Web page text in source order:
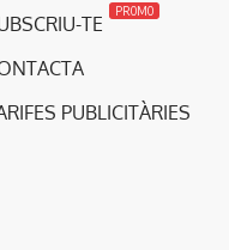
TE
PROMO
PUBLICITÀRIES